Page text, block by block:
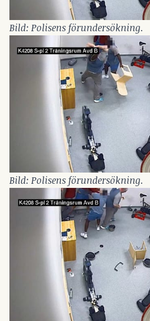
Bild: Polisens förundersökning.
Bild: Polisens förundersökning.